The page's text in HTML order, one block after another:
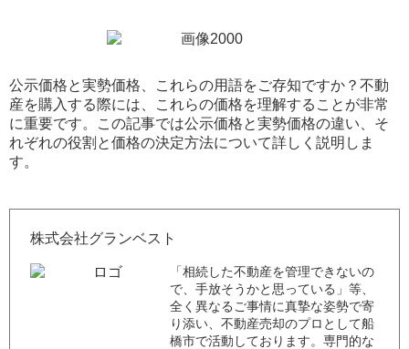
公示価格と実勢価格、これらの用語をご存知ですか？不動
産を購入する際には、これらの価格を理解することが非常
に重要です。この記事では公示価格と実勢価格の違い、そ
れぞれの役割と価格の決定方法について詳しく説明しま
す。
株式会社グランベスト
「相続した不動産を管理できないの
で、手放そうかと思っている」等、
全く異なるご事情に真摯な姿勢で寄
り添い、不動産売却のプロとして船
橋市で活動しております。専門的な